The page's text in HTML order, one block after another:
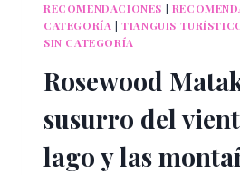
RECOMENDACIONES |
CATEGORÍA |TIANGUIS
SIN CATEGORÍA
Rosewood
susurro del
lago y las